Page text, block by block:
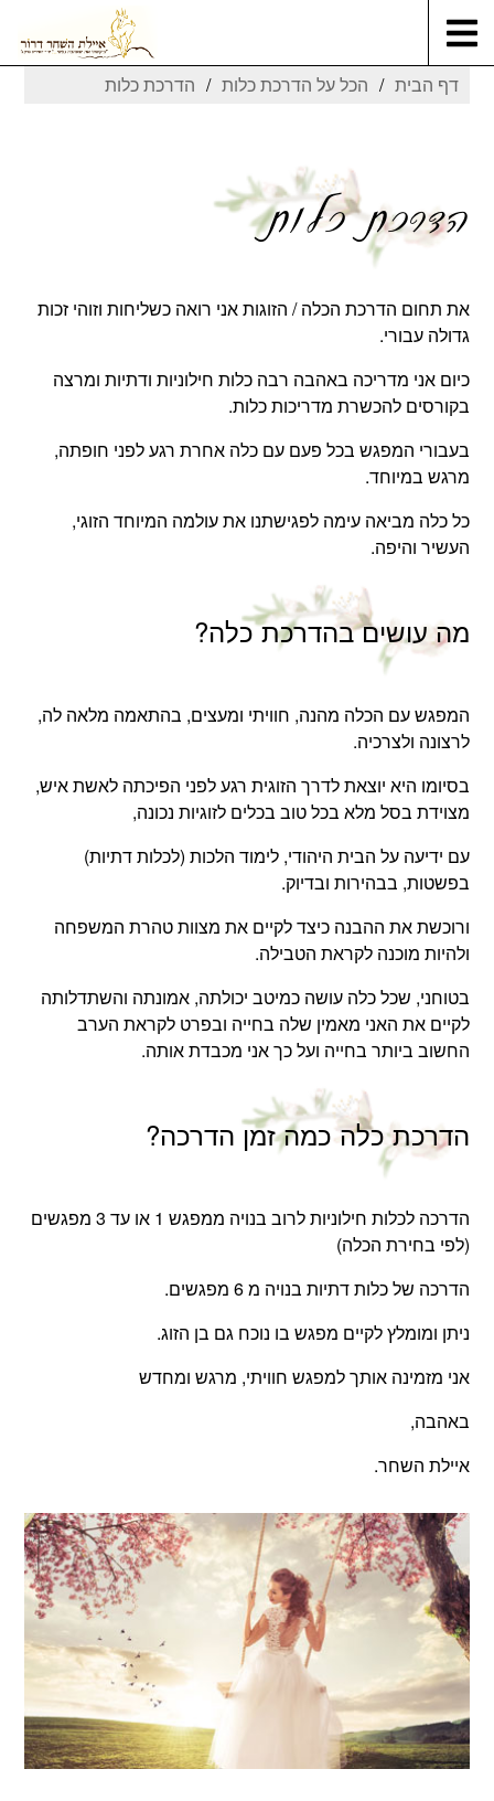
דף הבית הכל על הדרכת כלות הדרכת כלות
הדרכת כלות
את תחום הדרכת הכלה / הזוגות אני רואה כשליחות וזוהי זכות
גדולה עבורי.
כיום אני מדריכה באהבה רבה כלות חילוניות ודתיות ומרצה
בקורסים להכשרת מדריכות כלות.
בעבורי המפגש בכל פעם עם כלה אחרת רגע לפני חופתה,
מרגש במיוחד.
כל כלה מביאה עימה לפגישתנו את עולמה המיוחד הזוגי,
העשיר והיפה.
מה עושים בהדרכת כלה?
המפגש עם הכלה מהנה, חוויתי ומעצים, בהתאמה מלאה לה,
לרצונה ולצרכיה.
בסיומו היא יוצאת לדרך הזוגית רגע לפני הפיכתה לאשת איש,
מצוידת בסל מלא בכל טוב בכלים לזוגיות נכונה,
עם ידיעה על הבית היהודי, לימוד הלכות (לכלות דתיות)
בפשטות, בבהירות ובדיוק.
ורוכשת את ההבנה כיצד לקיים את מצוות טהרת המשפחה
ולהיות מוכנה לקראת הטבילה.
בטוחני, שכל כלה עושה כמיטב יכולתה, אמונתה והשתדלותה
לקיים את האני מאמין שלה בחייה ובפרט לקראת הערב
החשוב ביותר בחייה ועל כך אני מכבדת אותה.
הדרכת כלה כמה זמן הדרכה?
הדרכה לכלות חילוניות לרוב בנויה ממפגש 1 או עד 3 מפגשים
(לפי בחירת הכלה)
הדרכה של כלות דתיות בנויה מ 6 מפגשים.
ניתן ומומלץ לקיים מפגש בו נוכח גם בן הזוג.
אני מזמינה אותך למפגש חוויתי, מרגש ומחדש
באהבה,
איילת השחר.